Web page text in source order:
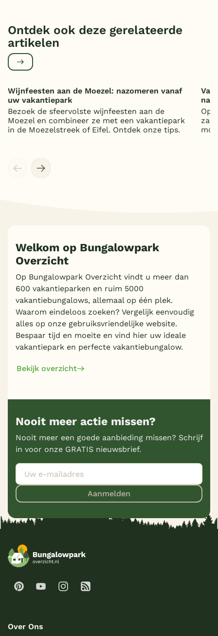
Ontdek ook deze gerelateerde
artikelen
Wijnfeesten aan de Moezel: nazomeren vanaf
uw vakantiepark
Bezoek de sfeervolste wijnfeesten aan de
Moezel en combineer ze met een vakantiepark
in de Moezelstreek of Eifel. Ontdek onze tips.
Op
Welkom op Bungalowpark
Overzicht
Op Bungalowpark Overzicht vindt u meer dan
600 vakantieparken en ruim 5000
vakantiebungalows, allemaal op één plek.
Waarom eindeloos zoeken? Vergelijk eenvoudig
alles op onze gebruiksvriendelijke website.
Bespaar tijd en moeite en vind hier uw ideale
vakantiepark en perfecte vakantiebungalow.
Bekijk overzicht
Nooit meer actie missen?
Nooit meer een goede aanbieding missen? Schrijf
in voor onze GRATIS nieuwsbrief.
Aanmelden
Over Ons